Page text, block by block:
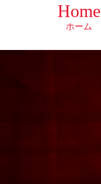
Home
ホーム